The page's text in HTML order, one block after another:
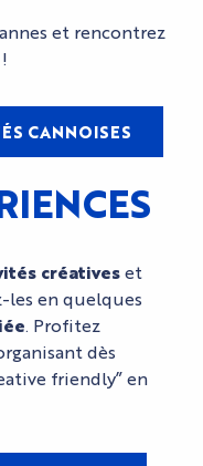
et rencontrez
CANNOISES
créativeset
les en quelques
. Profitez
dès
friendly” en